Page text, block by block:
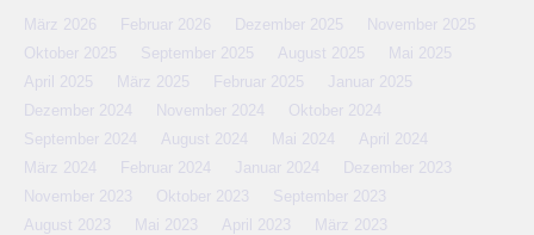
März 2026 Februar 2026 Dezember 2025
November 2025
Oktober 2025
September 2025 August 2025
Mai 2025
April 2025
März 2025 Februar 2025
Januar 2025
Dezember 2024
November 2024
Oktober 2024
September 2024
August 2024 Mai 2024
April 2024
März 2024
Februar 2024 Januar 2024
Dezember 2023
November 2023
Oktober 2023
September 2023
August 2023
Mai 2023 April 2023
März 2023